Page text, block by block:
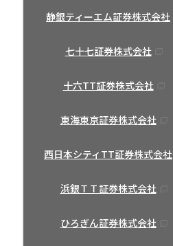
静銀ティーエム証券株式会社
七十七証券株式会社
十六TT証券株式会社
東海東京証券株式会社
西日本シティTT証券株式会社
浜銀ＴＴ証券株式会社
ひろぎん証券株式会社